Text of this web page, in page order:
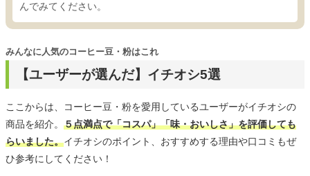
んでみてください。
【ユーザーが選んだ】イチオシ5選
みんなに人気のコーヒー豆・粉はこれ
ここからは、コーヒー豆・粉を愛用しているユーザーがイチオシの
商品を紹介。 ５点満点で「コスパ」「味・おいしさ」を評価しても
らいました。イチオシのポイント、おすすめする理由や口コミもぜ
ひ参考にしてください！